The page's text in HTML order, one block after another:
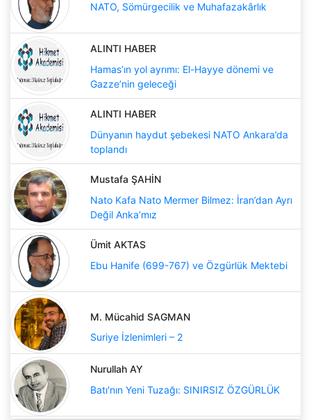
NATO, Sömürgecilik ve Muhafazakârlık
ALINTI HABER
Hamas’ın yol ayrımı: El-Hayye dönemi ve
Gazze’nin geleceği
ALINTI HABER
Dünyanın haydut şebekesi NATO Ankara’da
toplandı
Mustafa ŞAHİN
Nato Kafa Nato Mermer Bilmez: İran’dan Ayrı
Değil Anka’mız
Ümit AKTAS
Ebu Hanife (699-767) ve Özgürlük Mektebi
M. Mücahid SAGMAN
Suriye İzlenimleri – 2
Nurullah AY
Batı'nın Yeni Tuzağı: SINIRSIZ ÖZGÜRLÜK